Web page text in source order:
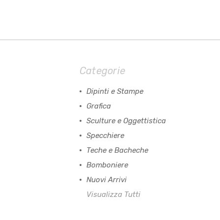
Categorie
Dipinti e Stampe
Grafica
Sculture e Oggettistica
Specchiere
Teche e Bacheche
Bomboniere
Nuovi Arrivi
Visualizza Tutti